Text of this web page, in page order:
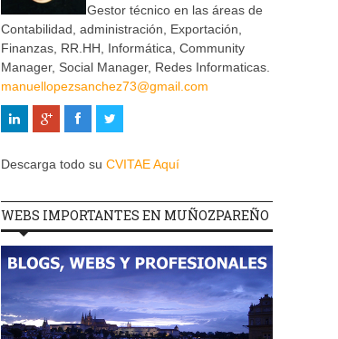
Gestor técnico en las áreas de
Contabilidad, administración, Exportación,
Finanzas, RR.HH, Informática, Community
Manager, Social Manager, Redes Informaticas.
manuellopezsanchez73@gmail.com
Descarga todo su CVITAE Aquí
WEBS IMPORTANTES EN MUÑOZPAREÑO